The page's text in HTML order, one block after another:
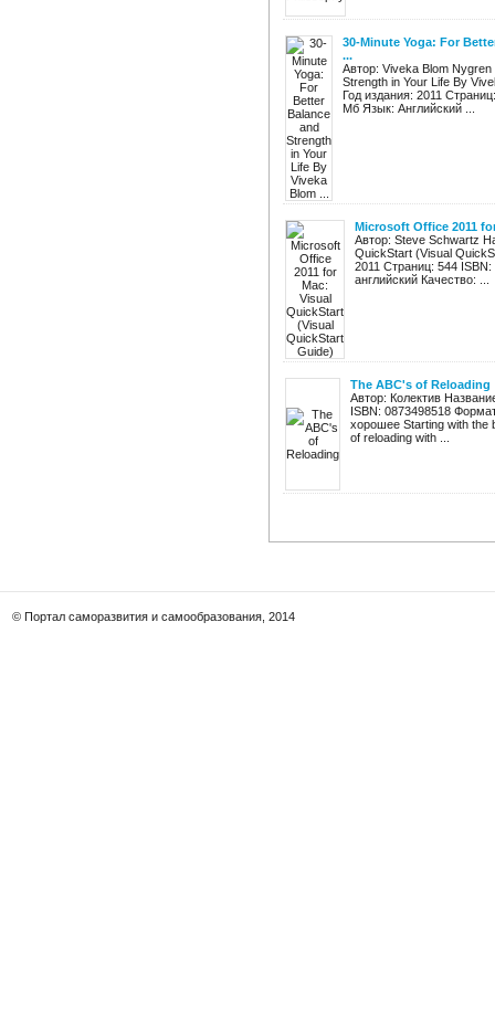
30-Minute Yoga: For
...
Автор: Viveka Blom
Strength in Your Life By
Год издания: 2011
Мб Язык: Английский ...
Microsoft Office 2011
Автор: Steve Schwartz
QuickStart (Visual
2011 Страниц: 544
английский Качество: ...
The ABC's of Reloading
Автор: Колектив
ISBN: 0873498518
хорошее Starting with the
of reloading with ...
© Портал саморазвития и самообразования, 2014